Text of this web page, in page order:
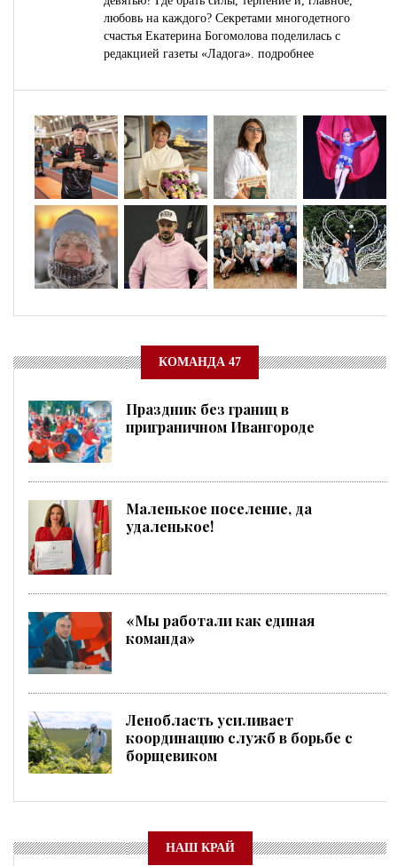
любовь на каждого? Секретами многодетного
счастья Екатерина Богомолова поделилась с
редакцией газеты «Ладога». подробнее
КОМАНДА 47
Праздник без границ в
приграничном Ивангороде
Маленькое поселение, да
удаленькое!
«Мы работали как единая
команда»
Ленобласть усиливает
координацию служб в борьбе с
борщевиком
НАШ КРАЙ